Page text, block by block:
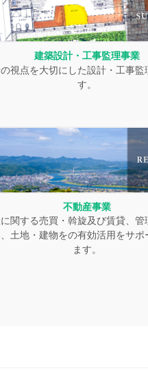
建築設計・工事監理事業
視点を大切にした設計・工事監
す。
不動産事業
関する売買・斡旋及び賃貸、管
土地・建物をの有効活用をサポ
ます。